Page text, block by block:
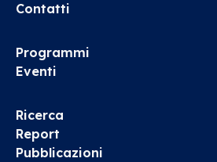
Contatti
Programmi
Eventi
Ricerca
Report
Pubblicazioni